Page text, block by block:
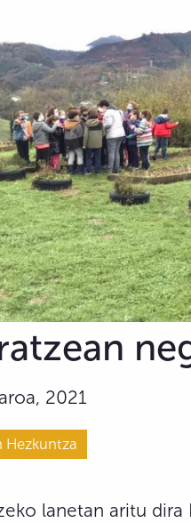
2021
Hezkuntza
lanetan aritu